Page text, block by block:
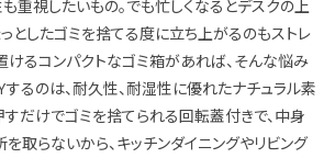
重視したいもの。でも忙しくなるとデスクの上
っとしたゴミを捨てる度に立ち上がるのもストレ
けるコンパクトなゴミ箱があれば、そんな悩み
するのは、耐久性、耐湿性に優れたナチュラル素
すだけでゴミを捨てられる回転蓋付きで、中身
を取らないから、キッチンダイニングやリビング